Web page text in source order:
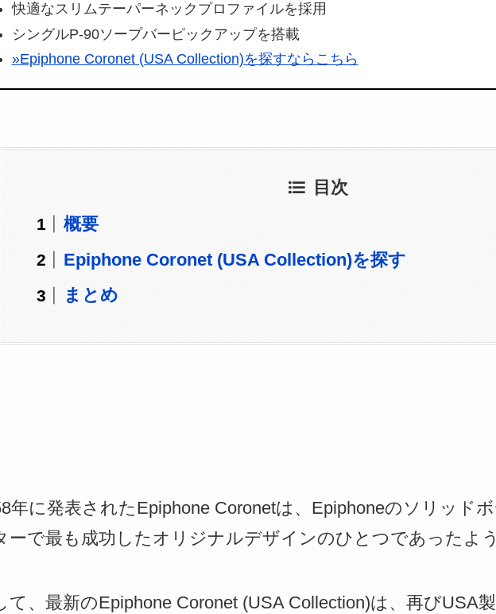
快適なスリムテーパーネックプロファイルを採用
シングルP-90ソープバーピックアップを搭載
»Epiphone Coronet (USA Collection)を探すならこちら
目次
概要
Epiphone Coronet (USA Collection)を探す
まとめ
年に発表されたEpiphone Coronetは、Epiphoneのソリッド
ーで最も成功したオリジナルデザインのひとつであったよ
て、最新のEpiphone Coronet (USA Collection)は、再びUSA